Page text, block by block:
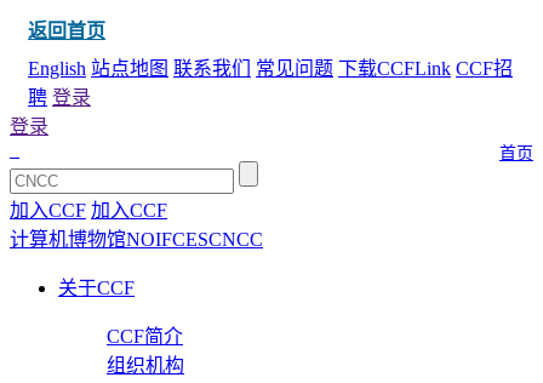
返回首页
English 站点地图 联系我们 常见问题 下载CCFLink CCF招
聘 登录
首页
登录
加入CCF 加入CCF
计算机博物馆NOIFCESCNCC
关于CCF
CCF简介
组织机构